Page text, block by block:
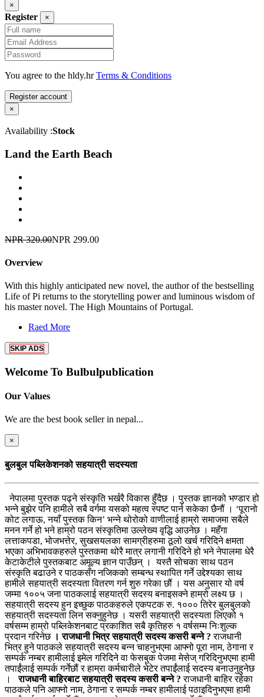
×
Register ×
You agree to the hldy.hrTerms & Conditions
Register account
×
Availability :Stock
Land the Earth Beach
NPR 320.00NPR 299.00
Overview
With this highly anticipated new novel, the author of the bestselling
Life of Pi returns to the storytelling power and luminous wisdom of
his master novel. The High Mountains of Portugal.
Raed More
SKIP ADS
Welcome To Bulbulpublication
Our Values
We are the best book seller in nepal...
×
बुलबुल पब्लिकेशनको सहयात्री सदस्यता
नेपालमा पुस्तक पढ्ने संस्कृति भर्खरै विकास हुँदैछ । पुस्तक ज्ञानको भण्डार हो
भन्ने बुझेर पनि हामीले सबै वर्गमा यसको महत्व स्पष्ट पार्न सकेका छैनौं । ‘पूरानो
कोट लगाऊ, नयाँ पुस्तक किन’ भन्ने थोरोको वाणीलाई हाम्रो समाजमा सबैले
मनन गर्ने हो भने हाम्रो पठन संस्कृतिमा उल्लेख्य वृद्धि आउनेछ । महँगा
लत्ताकपडा, भोजभत्तेर, सुखसयलका सामग्रीहरुमा ठूलो खर्च गरिदिने क्षमता
भएका अभिभावकहरुले पुस्तकमा थोरै मात्र लगानी गरिदिने हो भने नेपालमा धेरै
केटाकेटीले पुस्तकबाट अमूल्य ज्ञान पाउँछन् । यस्तै सोचका साथ पठन
संस्कृति बढाउने र पाठकसँग नजिकको सम्बन्ध स्थापित गर्ने उद्देश्यका साथ
हामीले सहयात्री सदस्यता वितरण गर्न शुरु गरेका छौं । यस अनुसार यो वर्ष
जम्मा १००५ जना पाठकलाई सहयात्री सदस्य बनाइसक्ने हाम्रो लक्ष्य छ ।
सहयात्री सदस्य हुन इच्छुक पाठकहरुले एकपटक रु. १००० तिरेर बुलबुलको
सहयात्री सदस्यता लिन सक्नुहुनेछ । यसरी सहयात्री सदस्यता लिएको १
वर्षसम्म हाम्रो पब्लिकेशनबाट प्रकाशित सबै कृतिहरु १ वर्षसम्म निःशुल्क
प्रदान गरिनेछ। राजधानी भित्र सहयात्री सदस्य कसरी बन्ने ? राजधानी
भित्र हुने पाठकले सहयात्री सदस्य बन्न चाहनुभएमा आफ्नो पूरा नाम, ठेगाना र
सम्पर्क नम्बर हामीलाई इमेल गरिदिने वा फेसबुक पेजमा मेसेज् गरिदिनुभएमा हामी
तपाईंलाई सम्पर्क गर्नेछौं र हाम्रा कर्मचारीले भेटेर तपाईंलाई सदस्य बनाउनुहुनेछ
।राजधानी बाहिरबाट सहयात्री सदस्य कसरी बन्ने ? राजधानी बाहिर रहेका
पाठकले पनि आफ्नो नाम, ठेगाना र सम्पर्क नम्बर हामीलाई पठाइदिनुभएमा हामी